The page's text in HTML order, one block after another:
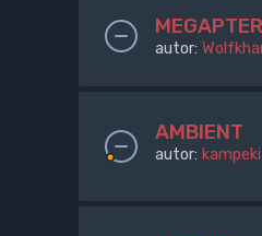
autor:
AMBIENT
autor: kampeki